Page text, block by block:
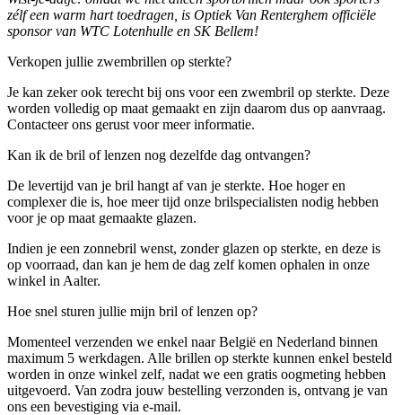
zélf een warm hart toedragen, is Optiek Van Renterghem officiële
sponsor van WTC Lotenhulle en SK Bellem!
Verkopen jullie zwembrillen op sterkte?
Je kan zeker ook terecht bij ons voor een zwembril op sterkte. Deze
worden volledig op maat gemaakt en zijn daarom dus op aanvraag.
Contacteer ons gerust voor meer informatie.
Kan ik de bril of lenzen nog dezelfde dag ontvangen?
De levertijd van je bril hangt af van je sterkte. Hoe hoger en
complexer die is, hoe meer tijd onze brilspecialisten nodig hebben
voor je op maat gemaakte glazen.
Indien je een zonnebril wenst, zonder glazen op sterkte, en deze is
op voorraad, dan kan je hem de dag zelf komen ophalen in onze
winkel in Aalter.
Hoe snel sturen jullie mijn bril of lenzen op?
Momenteel verzenden we enkel naar België en Nederland binnen
maximum 5 werkdagen. Alle brillen op sterkte kunnen enkel besteld
worden in onze winkel zelf, nadat we een gratis oogmeting hebben
uitgevoerd. Van zodra jouw bestelling verzonden is, ontvang je van
ons een bevestiging via e-mail.